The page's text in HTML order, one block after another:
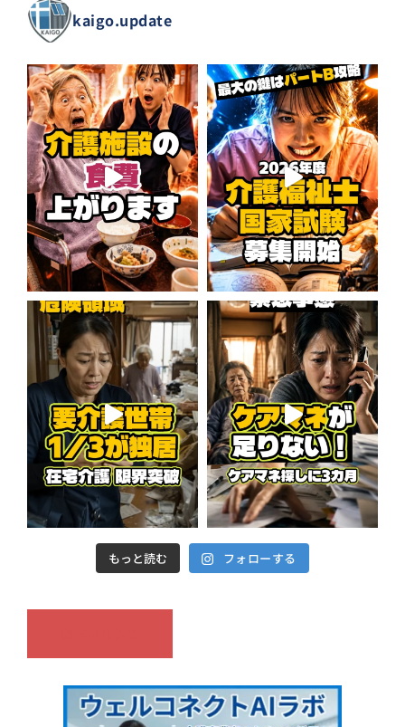
kaigo.update
もっと読む フォローする